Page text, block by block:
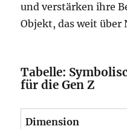
und verstärken ihre
Objekt, das weit
Tabelle:
für die Gen Z
Dimension